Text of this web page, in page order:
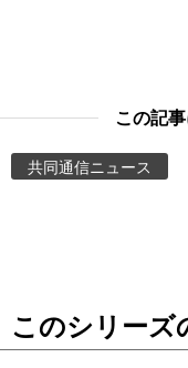
お知らせ
この記
共同通信ニュース
このシリーズ